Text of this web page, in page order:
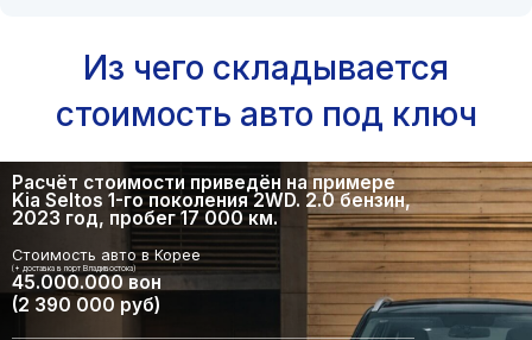
Из чего складывается
стоимость авто под ключ
Расчёт стоимости приведён на примере
Kia Seltos 1-го поколения 2WD. 2.0 бензин,
2023 год, пробег 17 000 км.
Стоимость авто в Корее
(+ доставка в порт Владивостока)
45.000.000 вон
(2 390 000 руб)